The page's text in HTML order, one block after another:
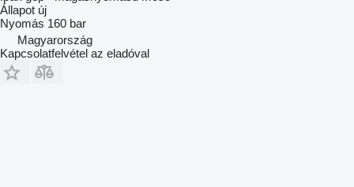
Állapot új
Nyomás 160 bar
Magyarország
Kapcsolatfelvétel az eladóval